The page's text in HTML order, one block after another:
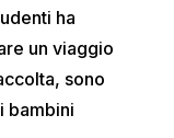
ha
un viaggio
sono
bambini